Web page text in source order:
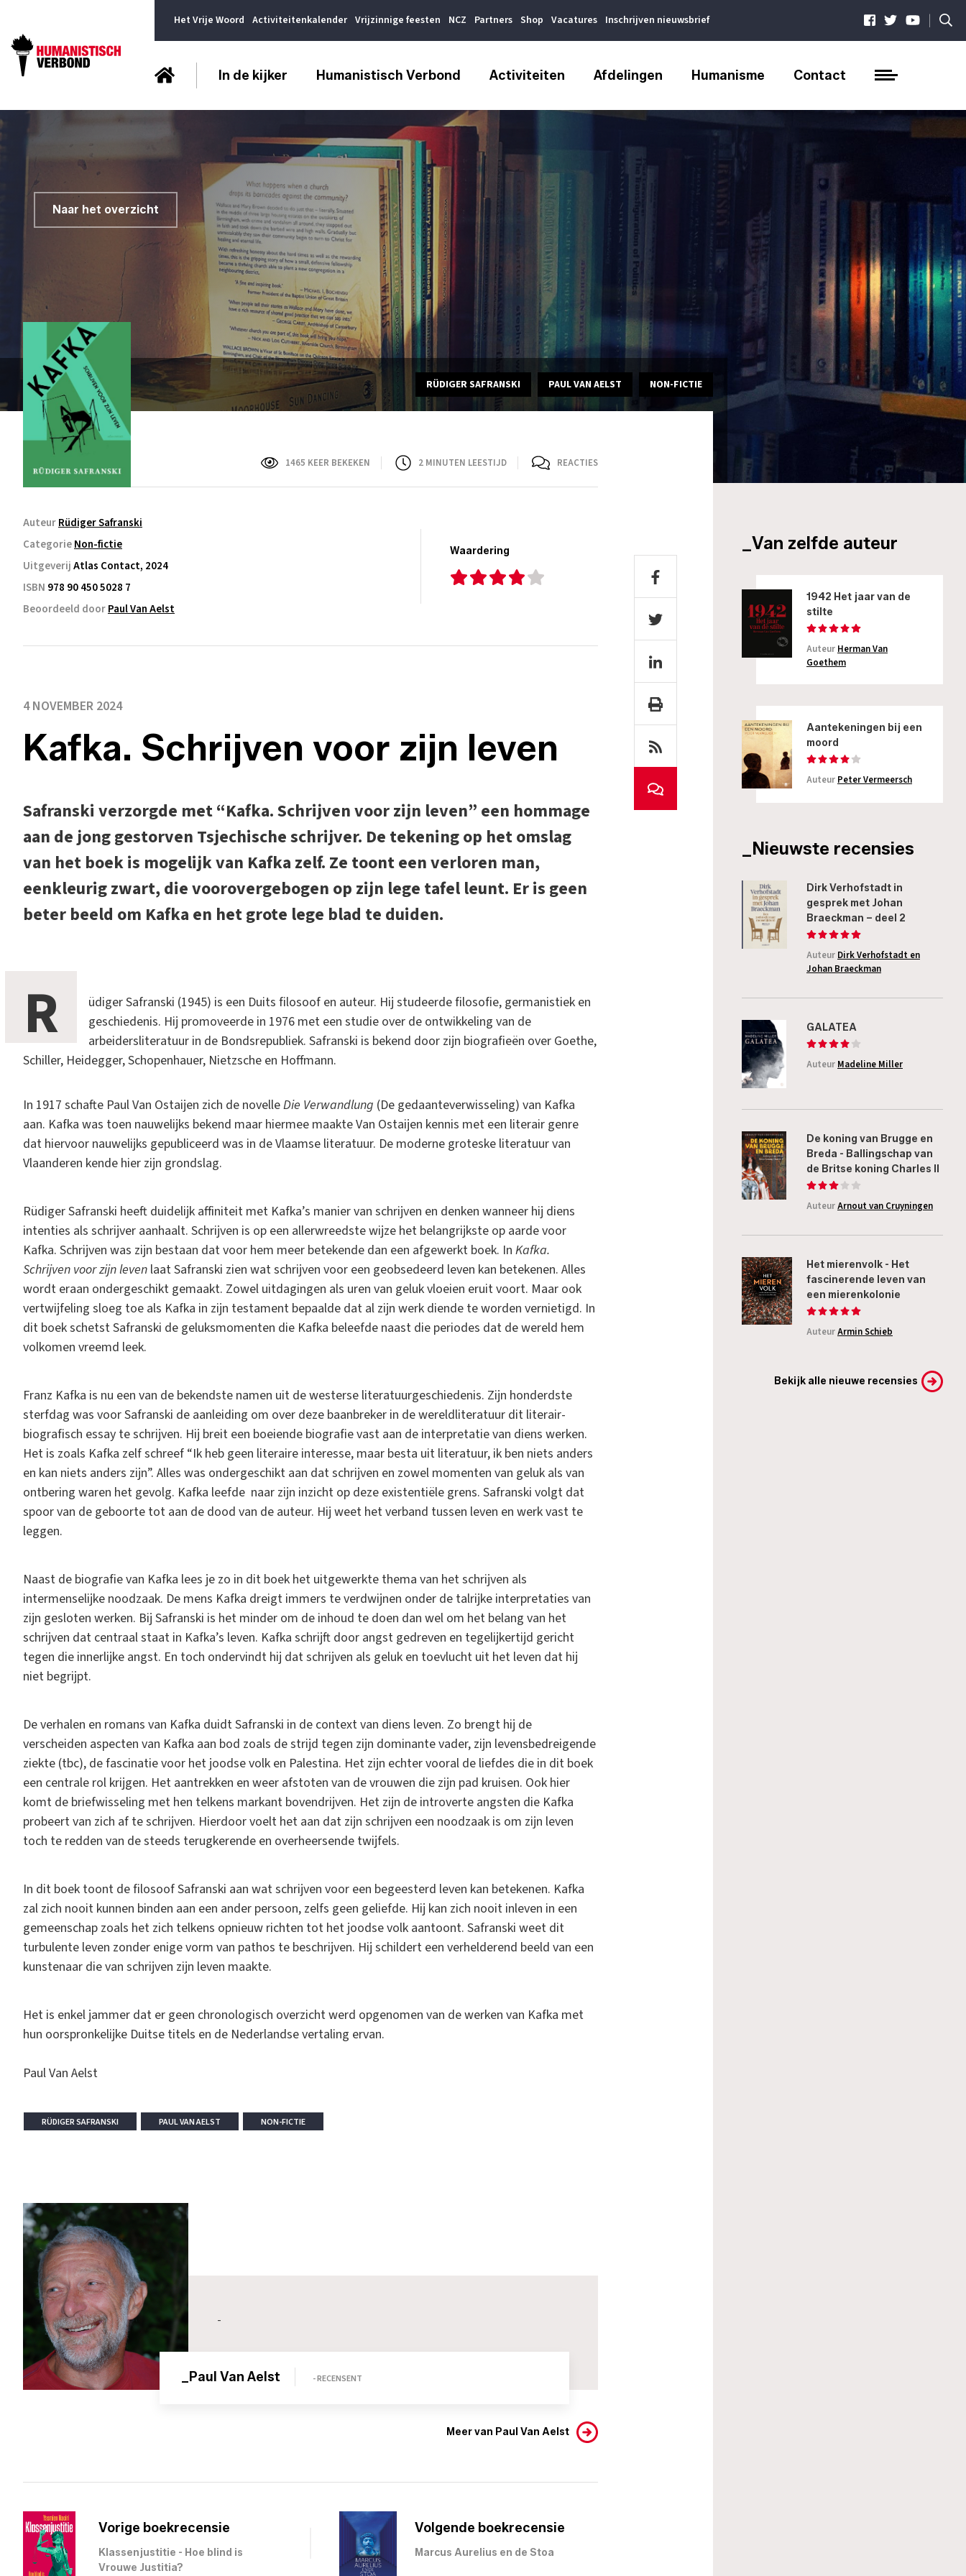
Het Vrije Woord Activiteitenkalender Vrijzinnige feesten NCZ Partners Shop Vacatures Inschrijven nieuwsbrief |
In de kijker Humanistisch Verbond Activiteiten Afdelingen Humanisme Contact
Naar het overzicht
RÜDIGER SAFRANSKI PAUL VAN AELST NON-FICTIE
1465 KEER BEKEKEN 2 MINUTEN LEESTIJD REACTIES
AuteurRüdiger Safranski
CategorieNon-fictie
UitgeverijAtlas Contact, 2024
ISBN 978 90 450 5028 7
Beoordeeld doorPaul Van Aelst
Waardering
4 NOVEMBER 2024
Kafka. Schrijven voor zijn leven
Safranski verzorgde met “Kafka. Schrijven voor zijn leven” een hommage
aan de jong gestorven Tsjechische schrijver. De tekening op het omslag
van het boek is mogelijk van Kafka zelf. Ze toont een verloren man,
eenkleurig zwart, die voorovergebogen op zijn lege tafel leunt. Er is geen
beter beeld om Kafka en het grote lege blad te duiden.
R
üdiger Safranski (1945) is een Duits filosoof en auteur. Hij studeerde filosofie, germanistiek en
geschiedenis. Hij promoveerde in 1976 met een studie over de ontwikkeling van de
arbeidersliteratuur in de Bondsrepubliek. Safranski is bekend door zijn biografieën over Goethe,
Schiller, Heidegger, Schopenhauer, Nietzsche en Hoffmann.
In 1917 schafte Paul Van Ostaijen zich de novelleDie Verwandlung (De gedaanteverwisseling) van Kafka
aan. Kafka was toen nauwelijks bekend maar hiermee maakte Van Ostaijen kennis met een literair genre
dat hiervoor nauwelijks gepubliceerd was in de Vlaamse literatuur. De moderne groteske literatuur van
Vlaanderen kende hier zijn grondslag.
Rüdiger Safranski heeft duidelijk affiniteit met Kafka’s manier van schrijven en denken wanneer hij diens
intenties als schrijver aanhaalt. Schrijven is op een allerwreedste wijze het belangrijkste op aarde voor
Kafka. Schrijven was zijn bestaan dat voor hem meer betekende dan een afgewerkt boek. In Kafka.
Schrijven voor zijn leven laat Safranski zien wat schrijven voor een geobsedeerd leven kan betekenen. Alles
wordt eraan ondergeschikt gemaakt. Zowel uitdagingen als uren van geluk vloeien eruit voort. Maar ook
vertwijfeling sloeg toe als Kafka in zijn testament bepaalde dat al zijn werk diende te worden vernietigd. In
dit boek schetst Safranski de geluksmomenten die Kafka beleefde naast die periodes dat de wereld hem
volkomen vreemd leek.
Franz Kafka is nu een van de bekendste namen uit de westerse literatuurgeschiedenis. Zijn honderdste
sterfdag was voor Safranski de aanleiding om over deze baanbreker in de wereldliteratuur dit literair-
biografisch essay te schrijven. Hij breit een boeiende biografie vast aan de interpretatie van diens werken.
Het is zoals Kafka zelf schreef “Ik heb geen literaire interesse, maar besta uit literatuur, ik ben niets anders
en kan niets anders zijn”. Alles was ondergeschikt aan dat schrijven en zowel momenten van geluk als van
ontbering waren het gevolg. Kafka leefde naar zijn inzicht op deze existentiële grens. Safranski volgt dat
spoor van de geboorte tot aan de dood van de auteur. Hij weet het verband tussen leven en werk vast te
leggen.
Naast de biografie van Kafka lees je zo in dit boek het uitgewerkte thema van het schrijven als
intermenselijke noodzaak. De mens Kafka dreigt immers te verdwijnen onder de talrijke interpretaties van
zijn gesloten werken. Bij Safranski is het minder om de inhoud te doen dan wel om het belang van het
schrijven dat centraal staat in Kafka’s leven. Kafka schrijft door angst gedreven en tegelijkertijd gericht
tegen die innerlijke angst. En toch ondervindt hij dat schrijven als geluk en toevlucht uit het leven dat hij
niet begrijpt.
De verhalen en romans van Kafka duidt Safranski in de context van diens leven. Zo brengt hij de
verscheiden aspecten van Kafka aan bod zoals de strijd tegen zijn dominante vader, zijn levensbedreigende
ziekte (tbc), de fascinatie voor het joodse volk en Palestina. Het zijn echter vooral de liefdes die in dit boek
een centrale rol krijgen. Het aantrekken en weer afstoten van de vrouwen die zijn pad kruisen. Ook hier
komt de briefwisseling met hen telkens markant bovendrijven. Het zijn de introverte angsten die Kafka
probeert van zich af te schrijven. Hierdoor voelt het aan dat zijn schrijven een noodzaak is om zijn leven
toch te redden van de steeds terugkerende en overheersende twijfels.
In dit boek toont de filosoof Safranski aan wat schrijven voor een begeesterd leven kan betekenen. Kafka
zal zich nooit kunnen binden aan een ander persoon, zelfs geen geliefde. Hij kan zich nooit inleven in een
gemeenschap zoals het zich telkens opnieuw richten tot het joodse volk aantoont. Safranski weet dit
turbulente leven zonder enige vorm van pathos te beschrijven. Hij schildert een verhelderend beeld van een
kunstenaar die van schrijven zijn leven maakte.
Het is enkel jammer dat er geen chronologisch overzicht werd opgenomen van de werken van Kafka met
hun oorspronkelijke Duitse titels en de Nederlandse vertaling ervan.
Paul Van Aelst
RÜDIGER SAFRANSKI PAUL VAN AELST NON-FICTIE
-
_Paul Van Aelst - RECENSENT
Meer van Paul Van Aelst
Vorige boekrecensie
Klassenjustitie - Hoe blind is
Vrouwe Justitia?
Volgende boekrecensie
Marcus Aurelius en de Stoa
_Van zelfde auteur
1942 Het jaar van de
stilte
Auteur Herman Van
Goethem
Aantekeningen bij een
moord
Auteur Peter Vermeersch
_Nieuwste recensies
Dirk Verhofstadt in
gesprek met Johan
Braeckman – deel 2
Auteur Dirk Verhofstadt en
Johan Braeckman
GALATEA
Auteur Madeline Miller
De koning van Brugge en
Breda - Ballingschap van
de Britse koning Charles II
AuteurArnout van Cruyningen
Het mierenvolk - Het
fascinerende leven van
een mierenkolonie
AuteurArmin Schieb
Bekijk alle nieuwe recensies